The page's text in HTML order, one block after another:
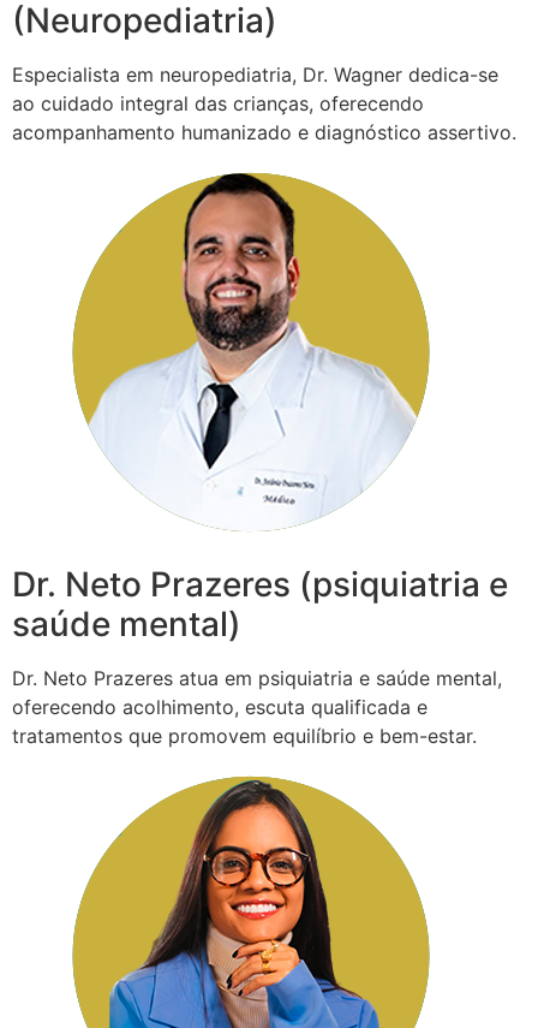
(Neuropediatria)
Especialista em neuropediatria, Dr. Wagner dedica-se
ao cuidado integral das crianças, oferecendo
acompanhamento humanizado e diagnóstico assertivo.
Dr. Neto Prazeres (psiquiatria e
saúde mental)
Dr. Neto Prazeres atua em psiquiatria e saúde mental,
oferecendo acolhimento, escuta qualificada e
tratamentos que promovem equilíbrio e bem-estar.